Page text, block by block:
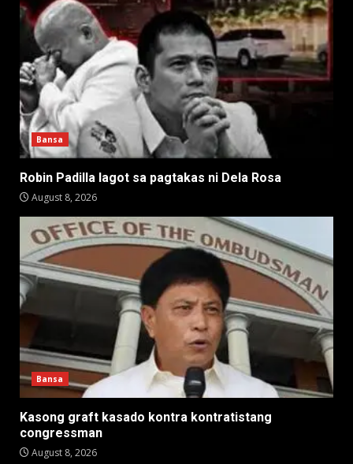
Bansa
Robin Padilla lagot sa pagtakas ni Dela Rosa
August 8, 2026
Bansa
Kasong graft kasado kontra kontratistang
congressman
August 8, 2026